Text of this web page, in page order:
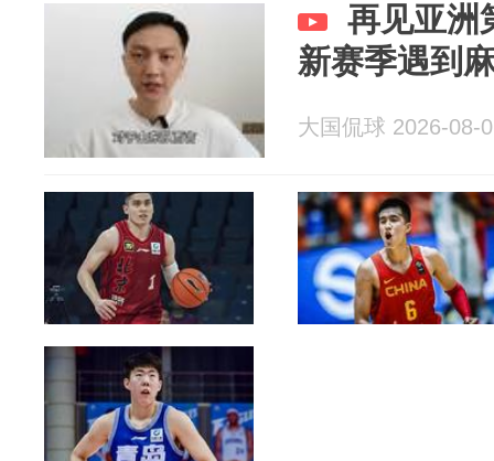
再见亚洲
新赛季遇到
大国侃球 2026-08-